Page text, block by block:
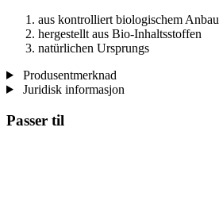
aus kontrolliert biologischem Anbau
hergestellt aus Bio-Inhaltsstoffen
natürlichen Ursprungs
Produsentmerknad
Juridisk informasjon
Passer til